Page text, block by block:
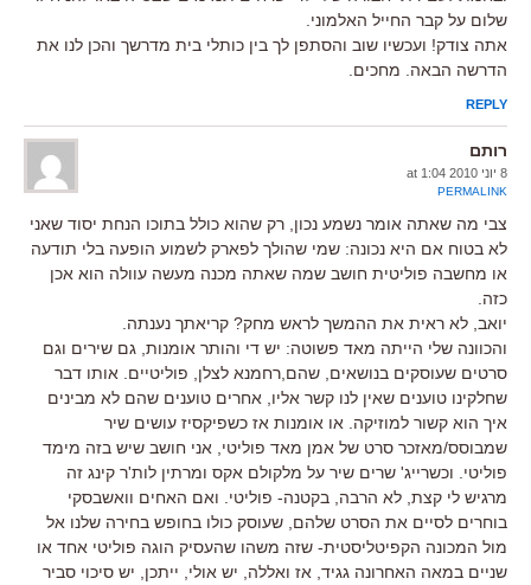
שלום על קבר החייל האלמוני.
אתה צודק! ועכשיו שוב והסתפן לך בין כותלי בית מדרשך והכן לנו את
הדרשה הבאה. מחכים.
REPLY
רותם
8 יוני 2010 at 1:04
PERMALINK
צבי מה שאתה אומר נשמע נכון, רק שהוא כולל בתוכו הנחת יסוד שאני
לא בטוח אם היא נכונה: שמי שהולך לפארק לשמוע הופעה בלי תודעה
או מחשבה פוליטית חושב שמה שאתה מכנה מעשה עוולה הוא אכן
כזה.
יואב, לא ראית את ההמשך לראש מחק? קריאתך נענתה.
והכוונה שלי הייתה מאד פשוטה: יש די והותר אומנות, גם שירים וגם
סרטים שעוסקים בנושאים, שהם,רחמנא לצלן, פוליטיים. אותו דבר
שחלקינו טוענים שאין לנו קשר אליו, אחרים טוענים שהם לא מבינים
איך הוא קשור למוזיקה. או אומנות אז כשפיקסיז עושים שיר
שמבוסס/מאזכר סרט של אמן מאד פוליטי, אני חושב שיש בזה מימד
פוליטי. וכשרייג' שרים שיר על מלקולם אקס ומרתין לות'ר קינג זה
מרגיש לי קצת, לא הרבה, בקטנה- פוליטי. ואם האחים וואשבסקי
בוחרים לסיים את הסרט שלהם, שעוסק כולו בחופש בחירה שלנו אל
מול המכונה הקפיטליסטית- שזה משהו שהעסיק הוגה פוליטי אחד או
שניים במאה האחרונה גגיד, אז ואללה, יש אולי, ייתכן, יש סיכוי סביר